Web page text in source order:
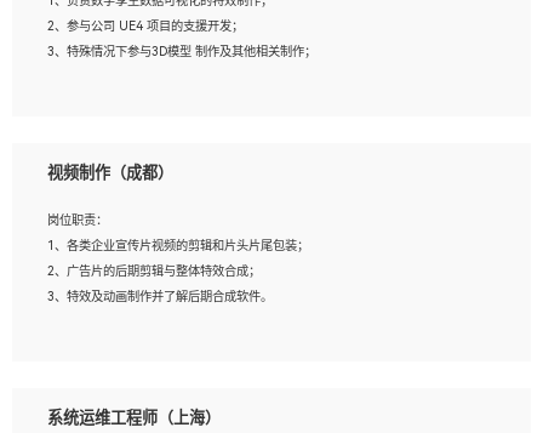
5、开发过 HoloLens 程序者优先。
2、参与公司 UE4 项目的支援开发；
3、特殊情况下参与3D模型 制作及其他相关制作；
上；
3、想象力丰富, 有一定的艺术审美深度；
4、有良好的场景特效搭建功底；
5、熟悉 3Ds Max 或者 Maya；
6、有良好的沟通能力和团队合作意识；
视频制作（成都）
岗位职责：
1、各类企业宣传片视频的剪辑和片头片尾包装；
2、广告片的后期剪辑与整体特效合成；
3、特效及动画制作并了解后期合成软件。
2、熟练使用After Effect、Photo Shop、熟练掌握视频剪辑和特效包装软件；
系统运维工程师（上海）